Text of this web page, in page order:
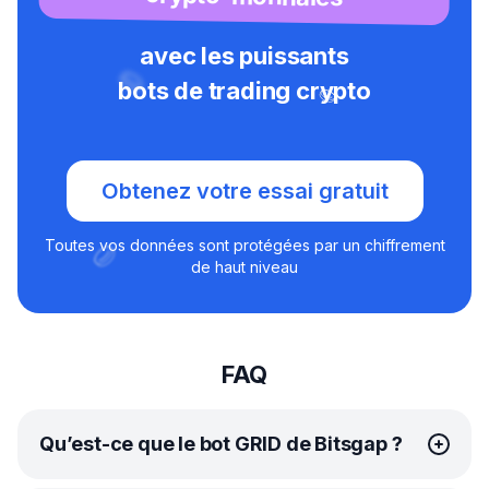
avec les puissants
bots de trading crypto
Obtenez votre essai gratuit
Toutes vos données sont protégées par un chiffrement
de haut niveau
FAQ
Qu’est-ce que le bot GRID de Bitsgap ?